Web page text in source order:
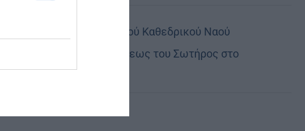
Πανήγυρη Ιερού Καθεδρικού Ναού
Μεταμορφώσεως του Σωτήρος στο